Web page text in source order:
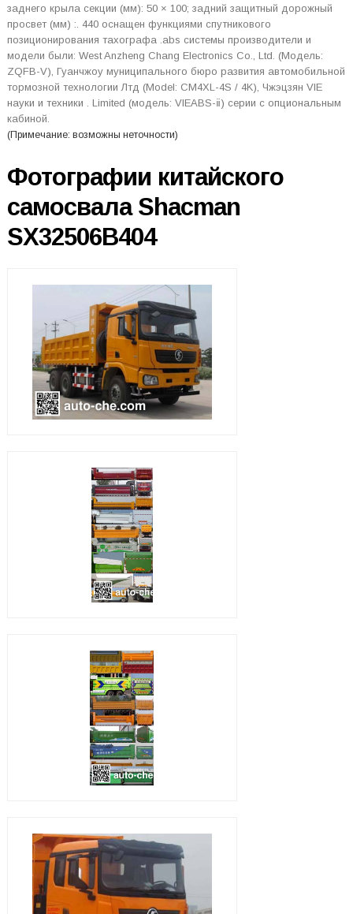
заднего крыла секции (мм): 50 × 100; задний защитный дорожный
просвет (мм) :. 440 оснащен функциями спутникового
позиционирования тахографа .abs системы производители и
модели были: West Anzheng Chang Electronics Co., Ltd. (Модель:
ZQFB-V), Гуанчжоу муниципального бюро развития автомобильной
тормозной технологии Лтд (Model: CM4XL-4S / 4K), Чжэцзян VIE
науки и техники . Limited (модель: VIEABS-ⅱ) серии с опциональным
кабиной.
(Примечание: возможны неточности)
Фотографии китайского
самосвала Shacman
SX32506B404